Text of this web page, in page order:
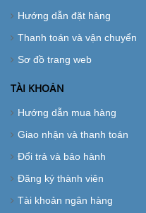
Hướng dẫn đặt hàng
Thanh toán và vận chuyển
Sơ đồ trang web
TÀI KHOẢN
Hướng dẫn mua hàng
Giao nhận và thanh toán
Đổi trả và bảo hành
Đăng ký thành viên
Tài khoản ngân hàng